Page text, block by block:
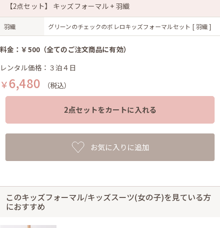
【2点セット】 キッズフォーマル + 羽織
羽織 グリーンのチェックのボレロキッズフォーマルセット [ 羽織 ]
料金：￥500（全てのご注文商品に有効）
レンタル価格：３泊４日
￥6,480 （税込）
2点セットをカートに入れる
お気に入りに追加
このキッズフォーマル/キッズスーツ(女の子)を見ている方
におすすめ